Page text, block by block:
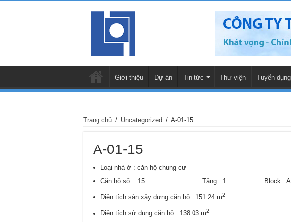
Giới thiệu Dự án Tin tức Thư viện Tuyển dụng
Trang chủ / Uncategorized / A-01-15
A-01-15
Loại nhà ở : căn hộ chung cư
Căn hộ số : 15 Tầng : 1 Block : A
Diện tích sàn xây dựng căn hộ : 151.24 m2
Diện tích sử dụng căn hộ : 138.03 m2